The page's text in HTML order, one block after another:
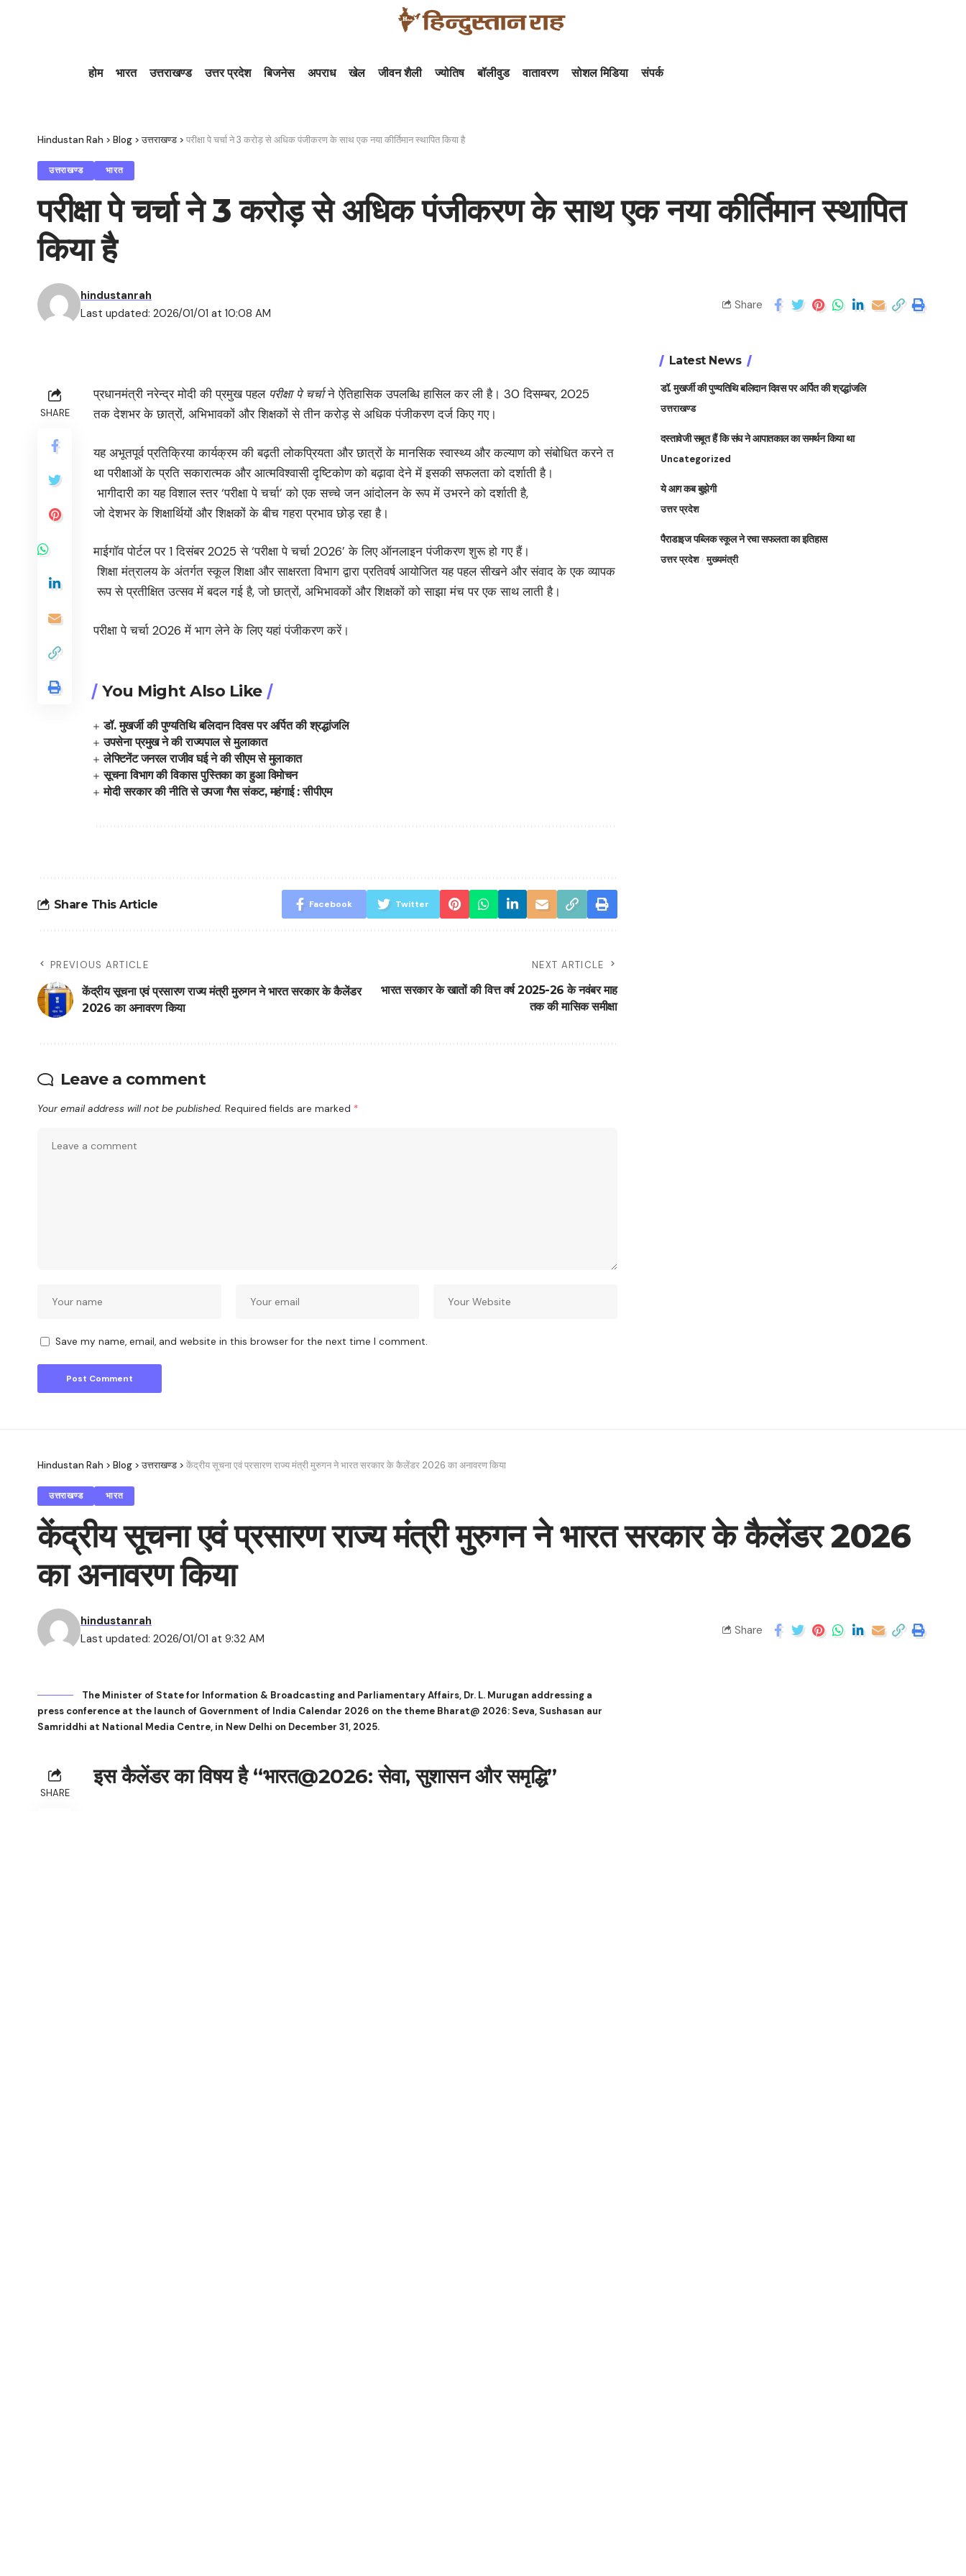
होम भारत उत्तराखण्ड उत्तर प्रदेश बिजनेस अपराध खेल जीवन शैली ज्योतिष बॉलीवुड वातावरण सोशल मिडिया संपर्क
Hindustan Rah > Blog >उत्तराखण्ड > परीक्षा पे चर्चा ने 3 करोड़ से अधिक पंजीकरण के साथ एक नया कीर्तिमान स्थापित किया है
उत्तराखण्ड भारत
परीक्षा पे चर्चा ने 3 करोड़ से अधिक पंजीकरण के साथ एक नया कीर्तिमान स्थापित
किया है
Last updated: 2026/01/01 at 10:08 AM
hindustanrah
Share
SHARE
प्रधानमंत्री नरेन्द्र मोदी की प्रमुख पहल परीक्षा पे चर्चाने ऐतिहासिक उपलब्धि हासिल कर ली है। 30 दिसम्बर, 2025
तक देशभर के छात्रों, अभिभावकों और शिक्षकों से तीन करोड़ से अधिक पंजीकरण दर्ज किए गए।
यह अभूतपूर्व प्रतिक्रिया कार्यक्रम की बढ़ती लोकप्रियता और छात्रों के मानसिक स्वास्थ्य और कल्याण को संबोधित करने त
था परीक्षाओं के प्रति सकारात्मक और आत्मविश्वासी दृष्टिकोण को बढ़ावा देने में इसकी सफलता को दर्शाती है।
भागीदारी का यह विशाल स्तर ‘परीक्षा पे चर्चा’ को एक सच्चे जन आंदोलन के रूप में उभरने को दर्शाती है,
जो देशभर के शिक्षार्थियों और शिक्षकों के बीच गहरा प्रभाव छोड़ रहा है।
माईगॉव पोर्टल पर 1 दिसंबर 2025 से ‘परीक्षा पे चर्चा 2026’ के लिए ऑनलाइन पंजीकरण शुरू हो गए हैं।
शिक्षा मंत्रालय के अंतर्गत स्कूल शिक्षा और साक्षरता विभाग द्वारा प्रतिवर्ष आयोजित यह पहल सीखने और संवाद के एक व्यापक
रूप से प्रतीक्षित उत्सव में बदल गई है, जो छात्रों, अभिभावकों और शिक्षकों को साझा मंच पर एक साथ लाती है।
परीक्षा पे चर्चा 2026 में भाग लेने के लिए यहां पंजीकरण करें।
You Might Also Like
डॉ. मुखर्जी की पुण्यतिथि बलिदान दिवस पर अर्पित की श्रद्धांजलि
उपसेना प्रमुख ने की राज्यपाल से मुलाकात
लेफ्टिनेंट जनरल राजीव घई ने की सीएम से मुलाकात
सूचना विभाग की विकास पुस्तिका का हुआ विमोचन
मोदी सरकार की नीति से उपजा गैस संकट, महंगाई : सीपीएम
Share This Article Facebook Twitter
PREVIOUS ARTICLE
केंद्रीय सूचना एवं प्रसारण राज्य मंत्री मुरुगन ने भारत सरकार के कैलेंडर
2026 का अनावरण किया
NEXT ARTICLE
भारत सरकार के खातों की वित्त वर्ष 2025-26 के नवंबर माह
तक की मासिक समीक्षा
Leave a comment
Your email address will not be published. Required fields are marked *
Save my name, email, and website in this browser for the next time I comment.
Latest News
डॉ. मुखर्जी की पुण्यतिथि बलिदान दिवस पर अर्पित की श्रद्धांजलि
उत्तराखण्ड
दस्तावेजी सबूत हैं कि संघ ने आपातकाल का समर्थन किया था
Uncategorized
ये आग कब बुझेगी
उत्तर प्रदेश
पैराडाइज पब्लिक स्कूल ने रचा सफलता का इतिहास
उत्तर प्रदेश मुख्यमंत्री
Hindustan Rah > Blog >उत्तराखण्ड > केंद्रीय सूचना एवं प्रसारण राज्य मंत्री मुरुगन ने भारत सरकार के कैलेंडर 2026 का अनावरण किया
उत्तराखण्ड भारत
केंद्रीय सूचना एवं प्रसारण राज्य मंत्री मुरुगन ने भारत सरकार के कैलेंडर 2026
का अनावरण किया
Last updated: 2026/01/01 at 9:32 AM
hindustanrah
Share